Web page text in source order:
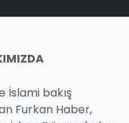
İslami bakış
Furkan Haber,